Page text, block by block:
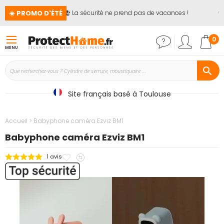
☀️ PROMO D'ÉTÉ🏖️ La sécurité ne prend pas de vacances ! 📢
MENU
0
Site français basé à Toulouse
Accueil Babyphone caméra Ezviz BM1
Babyphone caméra Ezviz BM1
1 avis
Ajouter
à
mescomparateur
Passer
à